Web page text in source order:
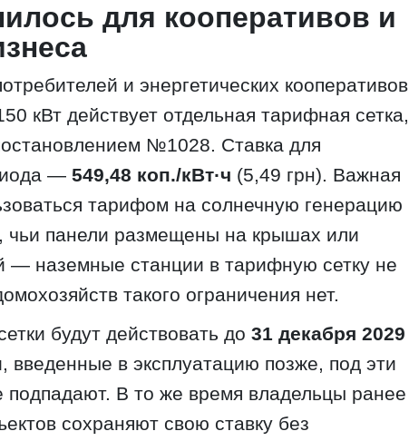
для кооперативов и
и энергетических кооперативов
кВт действует отдельная тарифная сетка,
№1028. Ставка для
— 549,48 коп./кВт·ч (5,49 грн). Важная
тарифом на солнечную генерацию
чьи панели размещены на крышах или
— наземные станции в тарифную сетку не
такого ограничения нет.
будут действовать до 31 декабря 2029
введенные в эксплуатацию позже, под эти
В то же время владельцы ранее
сохраняют свою ставку без